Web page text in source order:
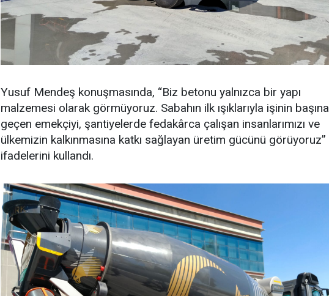
Yusuf Mendeş konuşmasında, “Biz betonu yalnızca bir yapı
malzemesi olarak görmüyoruz. Sabahın ilk ışıklarıyla işinin başına
geçen emekçiyi, şantiyelerde fedakârca çalışan insanlarımızı ve
ülkemizin kalkınmasına katkı sağlayan üretim gücünü görüyoruz”
ifadelerini kullandı.